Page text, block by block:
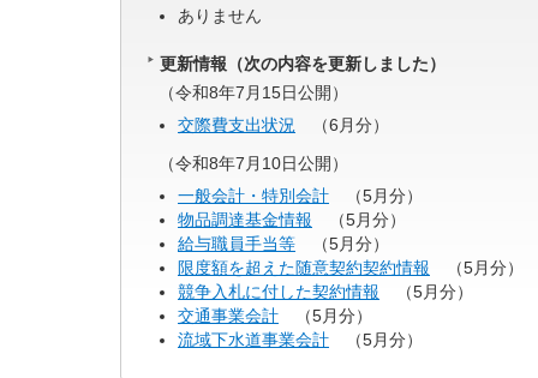
ありません
更新情報（次の内容を更新しました）
（令和8年7月15日公開）
交際費支出状況
（6月分）
（令和8年7月10日公開）
一般会計・特別会計 （5月分）
物品調達基金情報 （5月分）
給与職員手当等 （5月分）
限度額を超えた随意契約契約情報 （5月分）
競争入札に付した契約情報 （5月分）
交通事業会計 （5月分）
流域下水道事業会計 （5月分）